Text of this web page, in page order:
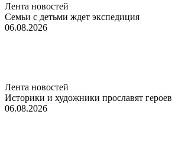
Лента новостей
Семьи с детьми ждет экспедиция
06.08.2026
Лента новостей
Историки и художники прославят героев
06.08.2026